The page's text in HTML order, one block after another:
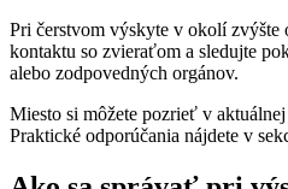
Pri čerstvom výskyte v okolí zvýšte
kontaktu so zvieraťom a sledujte
alebo zodpovedných orgánov.
Miesto si môžete pozrieť v aktuálnej
Praktické odporúčania nájdete v